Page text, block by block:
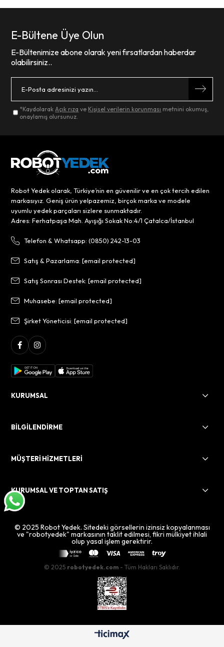
E-Bültene Üye Olun
E-Bültenimize abone olarak yeni fırsatlardan haberdar
olabilirsiniz..
*Kaydolarak Açık rıza ve Kişisel verilerin korunması metnini okumuş,
onaylamış olursunuz.
Robot Yedek olarak, Türkiye’nin en güvenilir ve en çok tercih edilen
markasıyız. Geniş ürün yelpazemiz, birçok marka ve modele
uyumlu yedek parçaları sizlere sunmaktadır.
Adres: Ferhatpaşa Mah. Ayışığı Sokak No:4/1 Çatalca/İstanbul
Telefon & Whatsapp: (0850) 242-13-03
Satış & Pazarlama:[email protected]
Satış Sonrası Destek:[email protected]
Muhasebe:[email protected]
Şirket Yöneticisi:[email protected]
KURUMSAL
BİLGİLENDİRME
MÜŞTERİ HİZMETLERİ
KURUMSAL VE TOPTAN SATIŞ
© 2025 Robot Yedek. Sitedeki görsellerin izinsiz kopyalanması
ve "robotyedek" markasının taklit edilmesi, fikri mülkiyet ihlali
olup yasal işlem gerektirir.
© 2025 robotyedek.com - Tüm Hakları Saklıdır.